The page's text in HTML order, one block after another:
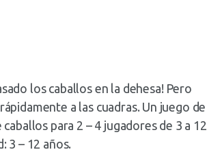
los caballos en la dehesa! Pero
a las cuadras. Un juego de
para 2 – 4 jugadores de 3 a 12
3 – 12 años.